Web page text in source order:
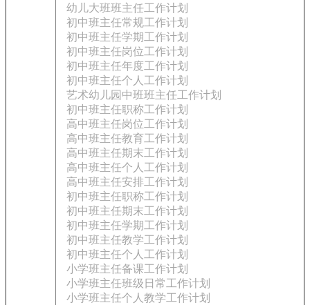
幼儿大班班主任工作计划
初中班主任常规工作计划
初中班主任学期工作计划
初中班主任岗位工作计划
初中班主任年度工作计划
初中班主任个人工作计划
艺术幼儿园中班班主任工作计划
初中班主任职称工作计划
高中班主任岗位工作计划
高中班主任教育工作计划
高中班主任期末工作计划
高中班主任个人工作计划
高中班主任安排工作计划
初中班主任职称工作计划
初中班主任期末工作计划
初中班主任学期工作计划
初中班主任教学工作计划
初中班主任个人工作计划
小学班主任备课工作计划
小学班主任班级日常工作计划
小学班主任个人教学工作计划